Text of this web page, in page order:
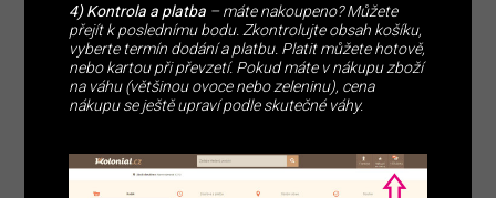
4) Kontrola a platba – máte nakoupeno? Můžete
přejít k poslednímu bodu. Zkontrolujte obsah košíku,
vyberte termín dodání a platbu. Platit můžete hotově,
nebo kartou při převzetí. Pokud máte v nákupu zboží
na váhu (většinou ovoce nebo zeleninu), cena
nákupu se ještě upraví podle skutečné váhy.